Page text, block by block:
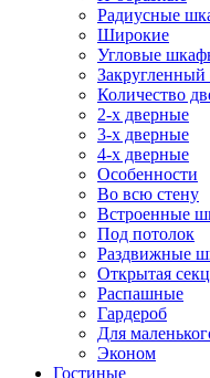
Радиусные
Широкие
Угловые
Закругленный
Количество
2-х дверные
3-х дверные
4-х дверные
Особенности
Во всю стену
Встроенные
Под потолок
Раздвижные
Открытая
Распашные
Гардероб
Для
Эконом
Гостиные